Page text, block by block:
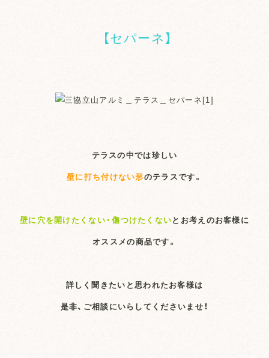
【セパーネ】
テラスの中では珍しい
壁に打ち付けない形のテラスです。
壁に穴を開けたくない・傷つけたくないとお考えのお客様に
オススメの商品です。
詳しく聞きたいと思われたお客様は
是非、ご相談にいらしてくださいませ！